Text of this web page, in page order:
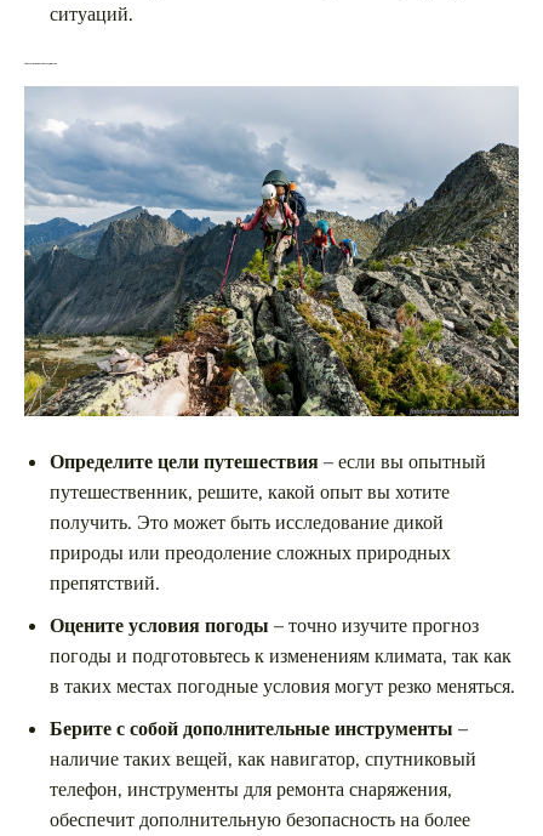
ситуаций.
Советы для опытных туристов
Определите цели путешествия– если вы опытный
путешественник, решите, какой опыт вы хотите
получить. Это может быть исследование дикой
природы или преодоление сложных природных
препятствий.
Оцените условия погоды – точно изучите прогноз
погоды и подготовьтесь к изменениям климата, так как
в таких местах погодные условия могут резко меняться.
Берите с собой дополнительные инструменты –
наличие таких вещей, как навигатор, спутниковый
телефон, инструменты для ремонта снаряжения,
обеспечит дополнительную безопасность на более